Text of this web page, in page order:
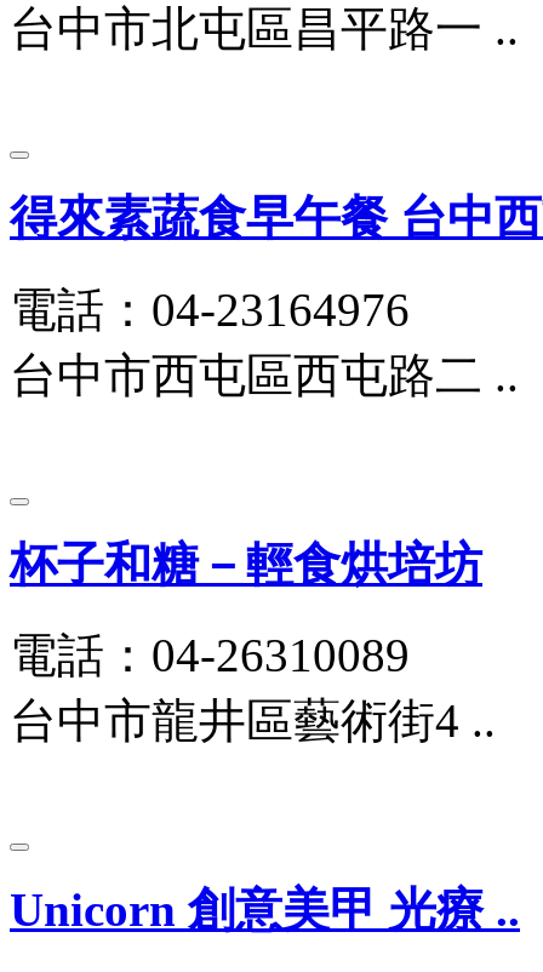
台中市北屯區昌平路一 ..
得來素蔬食早午餐 台中
電話：04-23164976
台中市西屯區西屯路二 ..
杯子和糖－輕食烘培坊
電話：04-26310089
台中市龍井區藝術街4 ..
Unicorn 創意美甲 光療 ..